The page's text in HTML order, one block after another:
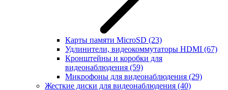
Карты памяти MicroSD (23)
Удлинители, видеокоммутаторы HDMI (67)
Кронштейны и коробки для
видеонаблюдения (59)
Микрофоны для видеонаблюдения (29)
Жесткие диски для видеонаблюдения (40)